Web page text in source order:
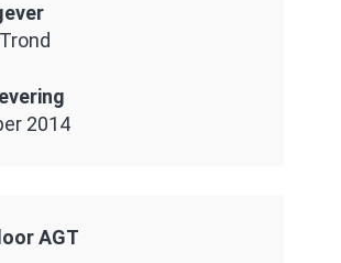
2014
AGT